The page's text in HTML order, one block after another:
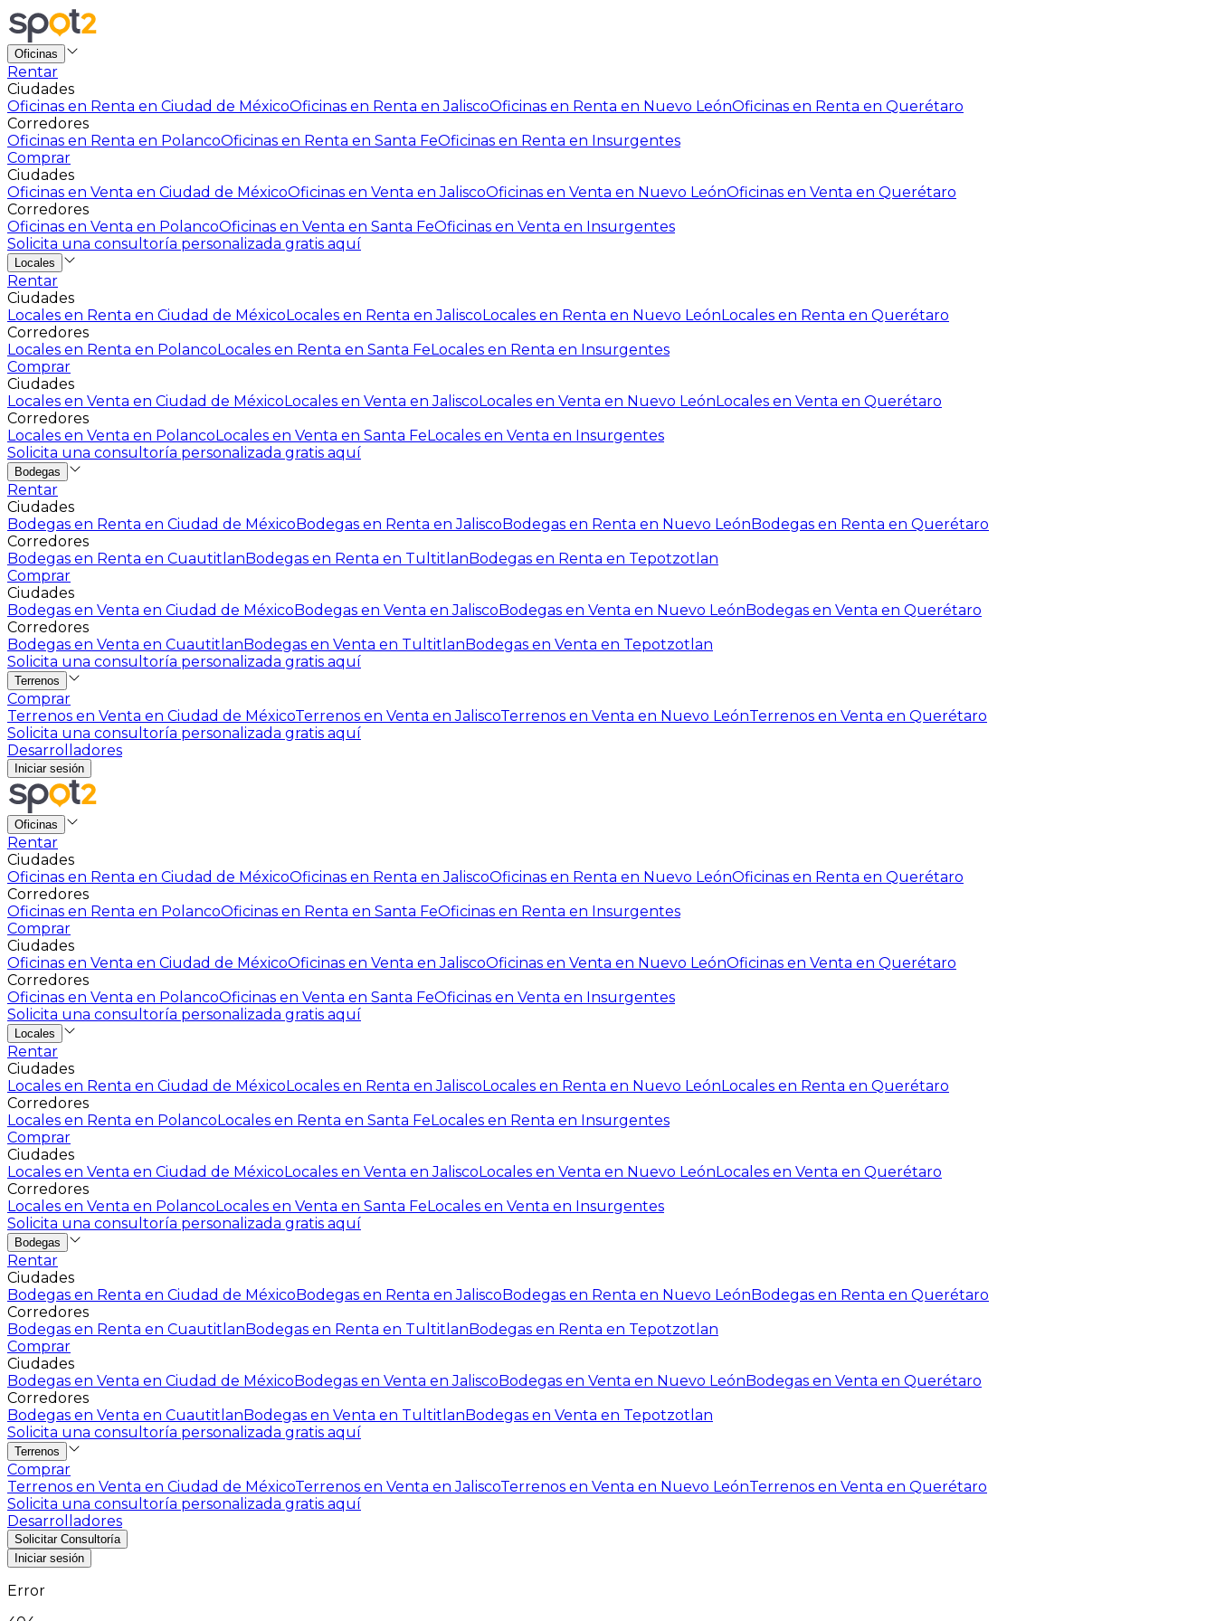
Oficinas
Rentar
Ciudades
Oficinas en Renta en Ciudad de MéxicoOficinas en Renta en JaliscoOficinas en Renta en Nuevo LeónOficinas en Renta en Querétaro
Corredores
Oficinas en Renta en PolancoOficinas en Renta en Santa FeOficinas en Renta en Insurgentes
Comprar
Ciudades
Oficinas en Venta en Ciudad de MéxicoOficinas en Venta en JaliscoOficinas en Venta en Nuevo LeónOficinas en Venta en Querétaro
Corredores
Oficinas en Venta en PolancoOficinas en Venta en Santa FeOficinas en Venta en Insurgentes
Solicita una consultoría personalizada gratis aquí
Locales
Rentar
Ciudades
Locales en Renta en Ciudad de MéxicoLocales en Renta en JaliscoLocales en Renta en Nuevo LeónLocales en Renta en Querétaro
Corredores
Locales en Renta en PolancoLocales en Renta en Santa FeLocales en Renta en Insurgentes
Comprar
Ciudades
Locales en Venta en Ciudad de MéxicoLocales en Venta en JaliscoLocales en Venta en Nuevo LeónLocales en Venta en Querétaro
Corredores
Locales en Venta en PolancoLocales en Venta en Santa FeLocales en Venta en Insurgentes
Solicita una consultoría personalizada gratis aquí
Bodegas
Rentar
Ciudades
Bodegas en Renta en Ciudad de MéxicoBodegas en Renta en JaliscoBodegas en Renta en Nuevo LeónBodegas en Renta en Querétaro
Corredores
Bodegas en Renta en CuautitlanBodegas en Renta en TultitlanBodegas en Renta en Tepotzotlan
Comprar
Ciudades
Bodegas en Venta en Ciudad de MéxicoBodegas en Venta en JaliscoBodegas en Venta en Nuevo LeónBodegas en Venta en Querétaro
Corredores
Bodegas en Venta en CuautitlanBodegas en Venta en TultitlanBodegas en Venta en Tepotzotlan
Solicita una consultoría personalizada gratis aquí
Terrenos
Comprar
Terrenos en Venta en Ciudad de MéxicoTerrenos en Venta en JaliscoTerrenos en Venta en Nuevo LeónTerrenos en Venta en Querétaro
Solicita una consultoría personalizada gratis aquí
Desarrolladores
Iniciar sesión
Oficinas
Rentar
Ciudades
Oficinas en Renta en Ciudad de MéxicoOficinas en Renta en JaliscoOficinas en Renta en Nuevo LeónOficinas en Renta en Querétaro
Corredores
Oficinas en Renta en PolancoOficinas en Renta en Santa FeOficinas en Renta en Insurgentes
Comprar
Ciudades
Oficinas en Venta en Ciudad de MéxicoOficinas en Venta en JaliscoOficinas en Venta en Nuevo LeónOficinas en Venta en Querétaro
Corredores
Oficinas en Venta en PolancoOficinas en Venta en Santa FeOficinas en Venta en Insurgentes
Solicita una consultoría personalizada gratis aquí
Locales
Rentar
Ciudades
Locales en Renta en Ciudad de MéxicoLocales en Renta en JaliscoLocales en Renta en Nuevo LeónLocales en Renta en Querétaro
Corredores
Locales en Renta en PolancoLocales en Renta en Santa FeLocales en Renta en Insurgentes
Comprar
Ciudades
Locales en Venta en Ciudad de MéxicoLocales en Venta en JaliscoLocales en Venta en Nuevo LeónLocales en Venta en Querétaro
Corredores
Locales en Venta en PolancoLocales en Venta en Santa FeLocales en Venta en Insurgentes
Solicita una consultoría personalizada gratis aquí
Bodegas
Rentar
Ciudades
Bodegas en Renta en Ciudad de MéxicoBodegas en Renta en JaliscoBodegas en Renta en Nuevo LeónBodegas en Renta en Querétaro
Corredores
Bodegas en Renta en CuautitlanBodegas en Renta en TultitlanBodegas en Renta en Tepotzotlan
Comprar
Ciudades
Bodegas en Venta en Ciudad de MéxicoBodegas en Venta en JaliscoBodegas en Venta en Nuevo LeónBodegas en Venta en Querétaro
Corredores
Bodegas en Venta en CuautitlanBodegas en Venta en TultitlanBodegas en Venta en Tepotzotlan
Solicita una consultoría personalizada gratis aquí
Terrenos
Comprar
Terrenos en Venta en Ciudad de MéxicoTerrenos en Venta en JaliscoTerrenos en Venta en Nuevo LeónTerrenos en Venta en Querétaro
Solicita una consultoría personalizada gratis aquí
Desarrolladores
Solicitar Consultoría
Iniciar sesión
Error